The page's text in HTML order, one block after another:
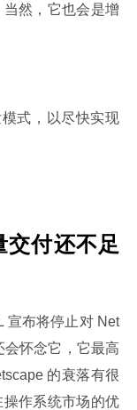
然，它也会是增
式，以尽快实现
付还不足
宣布将停止对 Net
怀念它，它最高
的衰落有很
作系统市场的优